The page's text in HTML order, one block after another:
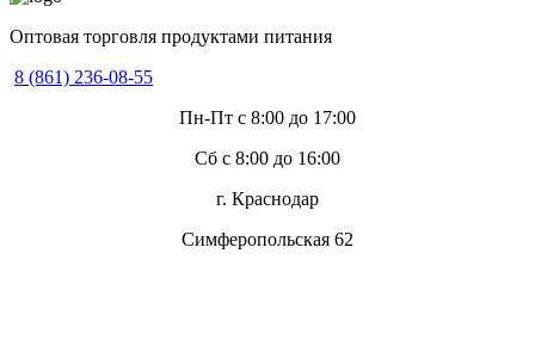
Оптовая торговля продуктами питания
8 (861) 236-08-55
Пн-Пт с 8:00 до 17:00
Сб с 8:00 до 16:00
г. Краснодар
Симферопольская 62